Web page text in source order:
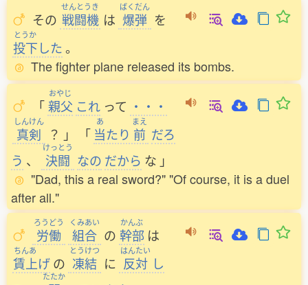
その
せんとうき
戦闘機 は
ばくだん
爆弾 を
とうか
投下した。
The fighter plane released its bombs.
「
おやじ
親父 これ って ・・・
しんけん
真剣 ？ 」 「
あ
当たり
まえ
前 だろ
う 、
けっとう
決闘 なの だから な 」
"Dad, this a real sword?" "Of course, it is a duel
after all."
ろうどう
労働
くみあい
組合 の
かんぶ
幹部 は
ちんあ
賃上げの
とうけつ
凍結 に
はんたい
反対 し
たたか